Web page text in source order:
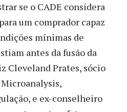
se o CADE considera
um comprador capaz
mínimas de
antes da fusão da
Cleveland Prates, sócio
e ex-conselheiro